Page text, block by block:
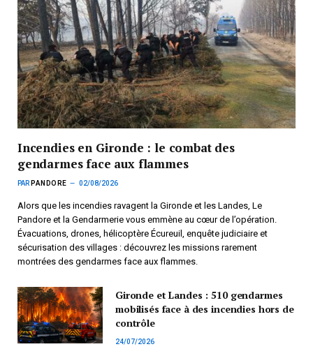
Incendies en Gironde : le combat des
gendarmes face aux flammes
PAR PANDORE 02/08/2026
Alors que les incendies ravagent la Gironde et les Landes, Le
Pandore et la Gendarmerie vous emmène au cœur de l’opération.
Évacuations, drones, hélicoptère Écureuil, enquête judiciaire et
sécurisation des villages : découvrez les missions rarement
montrées des gendarmes face aux flammes.
Gironde et Landes : 510 gendarmes
mobilisés face à des incendies hors de
contrôle
24/07/2026